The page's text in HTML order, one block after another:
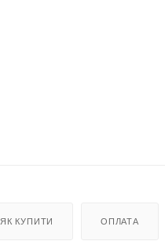
ЯК КУПИТИ ОПЛАТА